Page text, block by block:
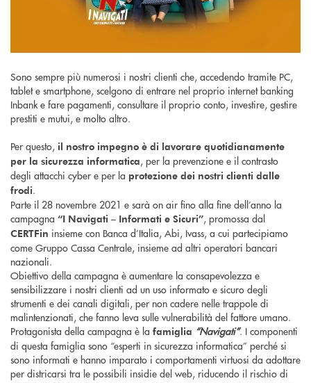
Sono sempre più numerosi i nostri clienti che, accedendo tramite PC,
tablet e smartphone, scelgono di entrare nel proprio internet banking
Inbank e fare pagamenti, consultare il proprio conto, investire, gestire
prestiti e mutui, e molto altro.
Per questo, il nostro impegno è di lavorare quotidianamente
per la sicurezza informatica, per la prevenzione e il contrasto
degli attacchi cyber e per la protezione dei nostri clienti dalle
frodi.
Parte il 28 novembre 2021 e sarà on air fino alla fine dell’anno la
campagna “I Navigati – Informati e Sicuri”, promossa dal
CERTFin insieme con Banca d’Italia, Abi, Ivass, a cui partecipiamo
come Gruppo Cassa Centrale, insieme ad altri operatori bancari
nazionali.
Obiettivo della campagna è aumentare la consapevolezza e
sensibilizzare i nostri clienti ad un uso informato e sicuro degli
strumenti e dei canali digitali, per non cadere nelle trappole di
malintenzionati, che fanno leva sulle vulnerabilità del fattore umano.
Protagonista della campagna è la famiglia “Navigati”. I componenti
di questa famiglia sono “esperti in sicurezza informatica” perché si
sono informati e hanno imparato i comportamenti virtuosi da adottare
per districarsi tra le possibili insidie del web, riducendo il rischio di